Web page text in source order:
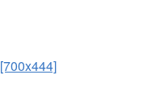
[700x444]